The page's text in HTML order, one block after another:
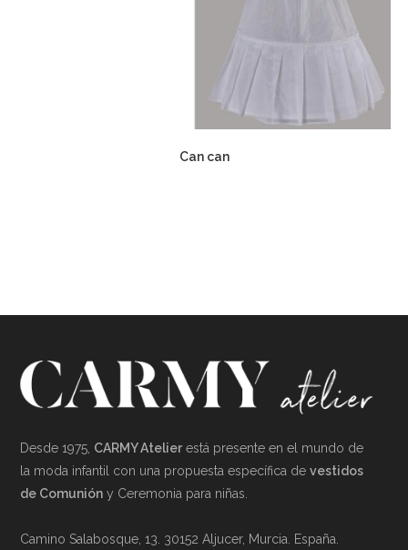
Can can
Desde 1975, CARMY Atelier está presente en el mundo de
la moda infantil con una propuesta específica devestidos
de Comunión y Ceremonia para niñas.
Camino Salabosque, 13. 30152 Aljucer, Murcia. España.